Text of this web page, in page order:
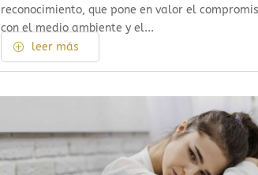
reconocimiento, que pone en valor el
con el medio ambiente y el...
leer más